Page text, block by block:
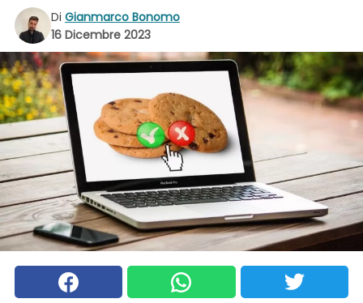
Di Gianmarco Bonomo
16 Dicembre 2023